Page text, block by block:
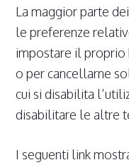
La maggior parte
le preferenze
impostare il proprio
o per cancellarne
cui si disabilita
disabilitare le altre
I seguenti link